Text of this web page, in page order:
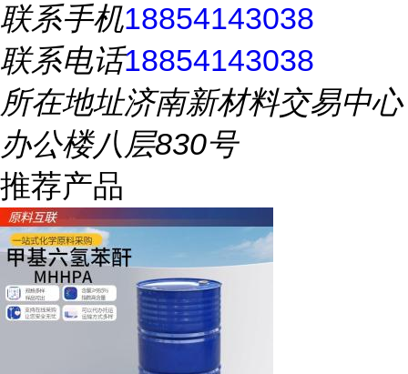
联系手机18854143038
联系电话18854143038
所在地址济南新材料交易中心
办公楼八层830号
推荐产品